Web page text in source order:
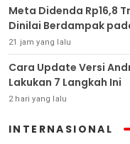
Meta Didenda Rp16,8
Dinilai Berdampak
21 jam yang lalu
Cara Update Versi
Lakukan 7 Langkah Ini
2 hari yang lalu
INTERNASIONAL